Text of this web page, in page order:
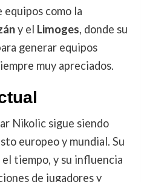
como la
y el Limoges, donde su
generar equipos
muy apreciados.
Nikolic sigue siendo
europeo y mundial. Su
tiempo, y su influencia
de jugadores y